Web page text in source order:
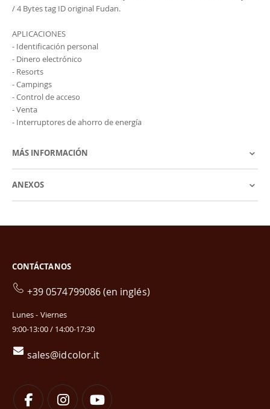
/ 4 Bytes tag ID original Fudan.
APLICACIONES
- Identificación personal
- Dinero electrónico
- Resorts
- Campings
- Control de acceso
- Venta
- Interruptores de ahorro de energía
MÁS INFORMACIÓN
ANEXOS
CONTÁCTANOS
+39 0574799086 (en inglés)
Lunes - Viernes
9:00-13:00 / 14:00-17:30
sales@idcolor.it